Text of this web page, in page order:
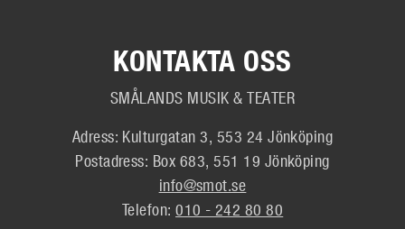
KONTAKTA OSS
SMÅLANDS MUSIK & TEATER
Adress: Kulturgatan 3, 553 24 Jönköping
Postadress: Box 683, 551 19 Jönköping
info@smot.se
Telefon:010 - 242 80 80